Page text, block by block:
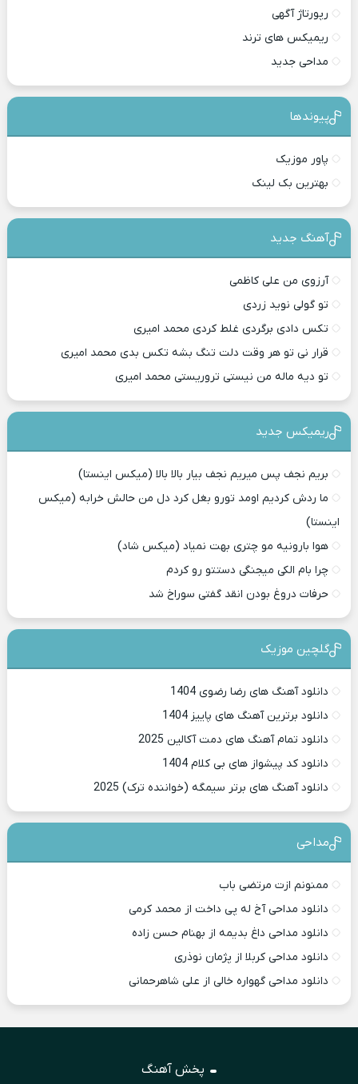
رپورتاژ آگهی
ریمیکس های ترند
مداحی جدید
پیوندها
پاور موزیک
بهترین بک لینک
آهنگ جدید
آرزوی من علی کاظمی
تو گولی نوید زردی
تکس دادی برگردی غلط کردی محمد امیری
قرار نی تو هر وقت دلت تنگ بشه تکس بدی محمد امیری
تو دیه ماله من نیستی تروریستی محمد امیری
ریمیکس جدید
بریم نجف پس میریم نجف بیار بالا بالا (میکس اینستا)
ما ردش کردیم اومد تورو بغل کرد دل من حالش خرابه (میکس
اینستا)
هوا بارونیه مو چتری بهت نمیاد (میکس شاد)
چرا بام الکی میجنگی دستتو رو کردم
حرفات دروغ بودن انقد گفتی سوراخ شد
گلچین موزیک
دانلود آهنگ های رضا رضوی 1404
دانلود برترین آهنگ های پاییز 1404
دانلود تمام آهنگ های دمت آکالین 2025
دانلود کد پیشواز های بی کلام 1404
دانلود آهنگ های برتر سیمگه (خواننده ترک) 2025
مداحی
ممنونم ازت مرتضی باب
دانلود مداحی آخ له پی داخت از محمد کرمی
دانلود مداحی داغ بدیمه از بهنام حسن زاده
دانلود مداحی کربلا از پژمان نوذری
دانلود مداحی گهواره خالی از علی شاهرحمانی
پخش آهنگ